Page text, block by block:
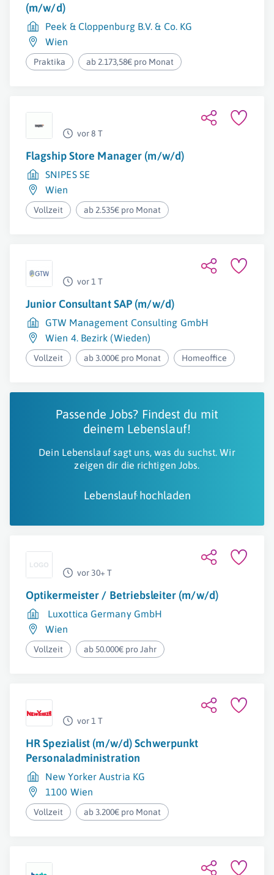
(m/w/d)
Peek & Cloppenburg B.V. & Co. KG
Wien
Praktika ab 2.173,58€ pro Monat
vor 8 T
Flagship Store Manager (m/w/d)
SNIPES SE
Wien
Vollzeit ab 2.535€ pro Monat
vor 1 T
Junior Consultant SAP (m/w/d)
GTW Management Consulting GmbH
Wien 4. Bezirk (Wieden)
Vollzeit ab 3.000€ pro Monat Homeoffice
Passende Jobs? Findest du mit
deinem Lebenslauf!
Dein Lebenslauf sagt uns, was du suchst. Wir
zeigen dir die richtigen Jobs.
Lebenslauf hochladen
vor 30+ T
Optikermeister / Betriebsleiter (m/w/d)
Luxottica Germany GmbH
Wien
Vollzeit ab 50.000€ pro Jahr
vor 1 T
HR Spezialist (m/w/d) Schwerpunkt
Personaladministration
New Yorker Austria KG
1100 Wien
Vollzeit ab 3.200€ pro Monat